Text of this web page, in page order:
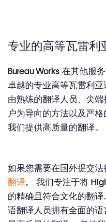
专业的高等瓦雷利
Bureau Works 在其他服
卓越的专业高等瓦雷利亚
由熟练的翻译人员、尖
户为导向的方法以及严
我们提供高质量的翻译。
如果您需要在国外提交
翻译。 我们专注于将
的精确且符合文化的翻
语翻译人员拥有全面的